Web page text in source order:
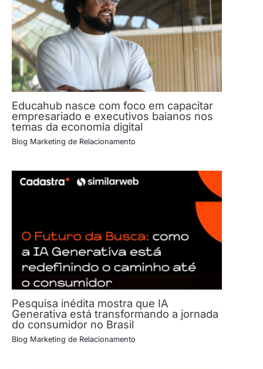
Educahub nasce com foco em capacitar
empresariado e executivos baianos nos
temas da economia digital
Blog Marketing de Relacionamento
Pesquisa inédita mostra que IA
Generativa está transformando a jornada
do consumidor no Brasil
Blog Marketing de Relacionamento